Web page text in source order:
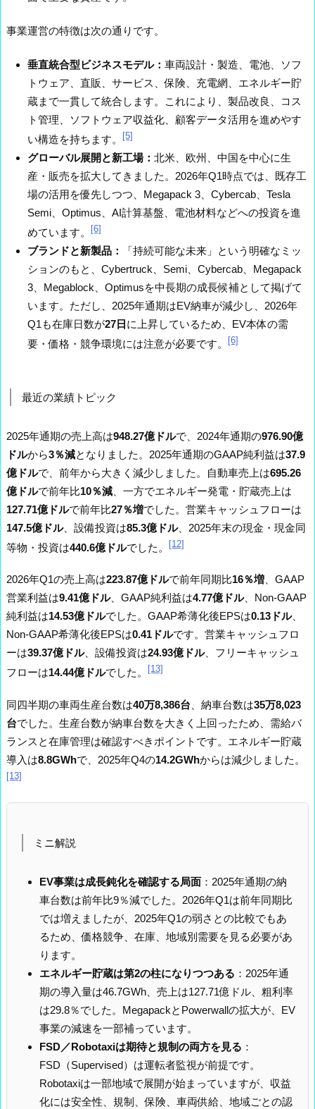
事業運営の特徴は次の通りです。
垂直統合型ビジネスモデル： 車両設計・製造、電池、ソフ
トウェア、直販、サービス、保険、充電網、エネルギー貯
蔵まで一貫して統合します。これにより、製品改良、コス
ト管理、ソフトウェア収益化、顧客データ活用を進めやす
い構造を持ちます。
[5]
グローバル展開と新工場： 北米、欧州、中国を中心に生
産・販売を拡大してきました。2026年Q1時点では、既存工
場の活用を優先しつつ、Megapack 3、Cybercab、Tesla
Semi、Optimus、AI計算基盤、電池材料などへの投資を進
めています。
[6]
ブランドと新製品：
「持続可能な未来」という明確なミッ
ションのもと、Cybertruck、Semi、Cybercab、Megapack
3、Megablock、Optimusを中長期の成長候補として掲げて
います。ただし、2025年通期はEV納車が減少し、2026年
Q1も在庫日数が27日 に上昇しているため、EV本体の需
要・価格・競争環境には注意が必要です。
[6]
最近の業績トピック
2025年通期の売上高は948.27億ドルで、2024年通期の976.90億
ドルから3％減となりました。2025年通期のGAAP純利益は37.9
億ドルで、前年から大きく減少しました。自動車売上は695.26
億ドルで前年比10％減 、一方でエネルギー発電・貯蔵売上は
127.71億ドルで前年比27％増でした。営業キャッシュフローは
147.5億ドル、設備投資は85.3億ドル、2025年末の現金・現金同
等物・投資は440.6億ドルでした。 [12]
2026年Q1の売上高は223.87億ドルで前年同期比16％増 、GAAP
営業利益は9.41億ドル、GAAP純利益は4.77億ドル、Non-GAAP
純利益は14.53億ドルでした。GAAP希薄化後EPSは0.13ドル、
Non-GAAP希薄化後EPSは0.41ドルです。営業キャッシュフロ
ーは39.37億ドル、設備投資は24.93億ドル、フリーキャッシュ
フローは14.44億ドルでした。 [13]
同四半期の車両生産台数は40万8,386台 、納車台数は35万8,023
台でした。生産台数が納車台数を大きく上回ったため、需給バ
ランスと在庫管理は確認すべきポイントです。エネルギー貯蔵
導入は8.8GWhで、2025年Q4の14.2GWhからは減少しました。
[13]
ミニ解説
EV事業は成長鈍化を確認する局面 ：2025年通期の納
車台数は前年比9％減でした。2026年Q1は前年同期比
では増えましたが、2025年Q1の弱さとの比較でもあ
るため、価格競争、在庫、地域別需要を見る必要があ
ります。
エネルギー貯蔵は第2の柱になりつつある ：2025年通
期の導入量は46.7GWh、売上は127.71億ドル、粗利率
は29.8％でした。MegapackとPowerwallの拡大が、EV
事業の減速を一部補っています。
FSD／Robotaxiは期待と規制の両方を見る ：
FSD（Supervised）は運転者監視が前提です。
Robotaxiは一部地域で展開が始まっていますが、収益
化には安全性、規制、保険、車両供給、地域ごとの認